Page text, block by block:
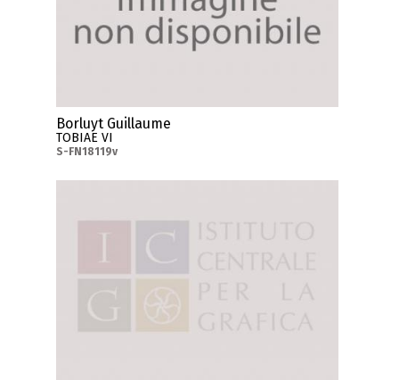
Borluyt Guillaume
TOBIAE VI
S-FN18119v